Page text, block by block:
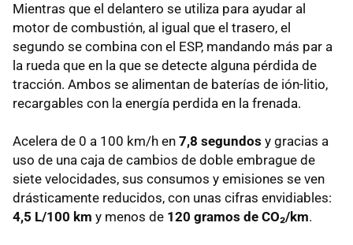
Mientras que el delantero se utiliza para ayudar al
motor de combustión, al igual que el trasero, el
segundo se combina con el ESP, mandando más par a
la rueda que en la que se detecte alguna pérdida de
tracción. Ambos se alimentan de baterías de ión-litio,
recargables con la energía perdida en la frenada.
Acelera de 0 a 100 km/h en 7,8 segundos y gracias a
uso de una caja de cambios de doble embrague de
siete velocidades, sus consumos y emisiones se ven
drásticamente reducidos, con unas cifras envidiables:
4,5 L/100 km y menos de 120 gramos de CO₂/km.